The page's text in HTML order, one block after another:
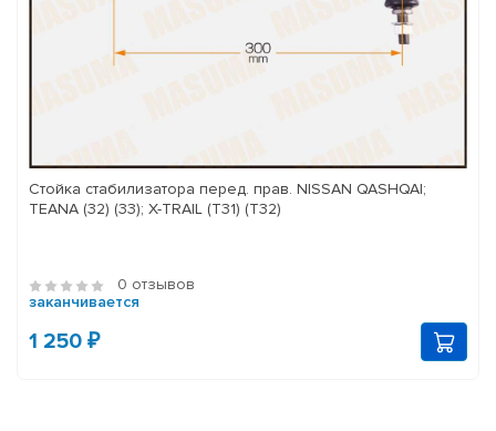
Стойка стабилизатора перед. прав. NISSAN QASHQAI;
TEANA (32) (33); X-TRAIL (T31) (T32)
0 отзывов
заканчивается
1 250 ₽